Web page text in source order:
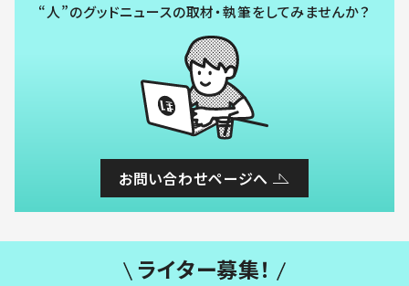
“人”のグッドニュースの取材・執筆をしてみませんか？
お問い合わせページへ
ライター募集！